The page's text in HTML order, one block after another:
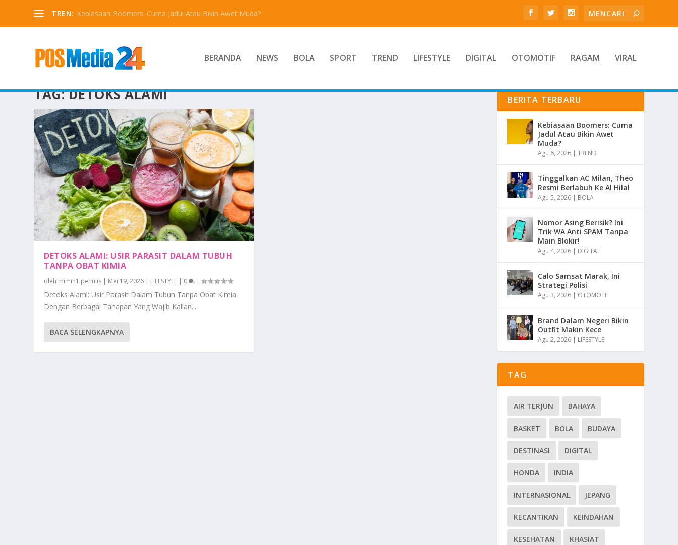
TREN: Kebiasaan Boomers: Cuma Jadul Atau Bikin Awet Muda?
BERANDA NEWS BOLA SPORT TREND LIFESTYLE DIGITAL OTOMOTIF RAGAM VIRAL
TAG:DETOKS ALAMI
DETOKS ALAMI: USIR PARASIT DALAM TUBUH
TANPA OBAT KIMIA
oleh mimin1 penulis Mei 19, 2026 LIFESTYLE 0 |
Detoks Alami: Usir Parasit Dalam Tubuh Tanpa Obat Kimia
Dengan Berbagai Tahapan Yang Wajib Kalian...
BACA SELENGKAPNYA
BERITA TERBARU
Kebiasaan Boomers: Cuma
Jadul Atau Bikin Awet
Muda?
Agu 6, 2026 |TREND
Tinggalkan AC Milan, Theo
Resmi Berlabuh Ke Al Hilal
Agu 5, 2026 | BOLA
Nomor Asing Berisik? Ini
Trik WA Anti SPAM Tanpa
Main Blokir!
Agu 4, 2026 | DIGITAL
Calo Samsat Marak, Ini
Strategi Polisi
Agu 3, 2026 | OTOMOTIF
Brand Dalam Negeri Bikin
Outfit Makin Kece
Agu 2, 2026 | LIFESTYLE
TAG
AIR TERJUN BAHAYA
BASKET BOLA BUDAYA
DESTINASI DIGITAL
HONDA INDIA
INTERNASIONAL JEPANG
KECANTIKAN KEINDAHAN
KESEHATAN KHASIAT